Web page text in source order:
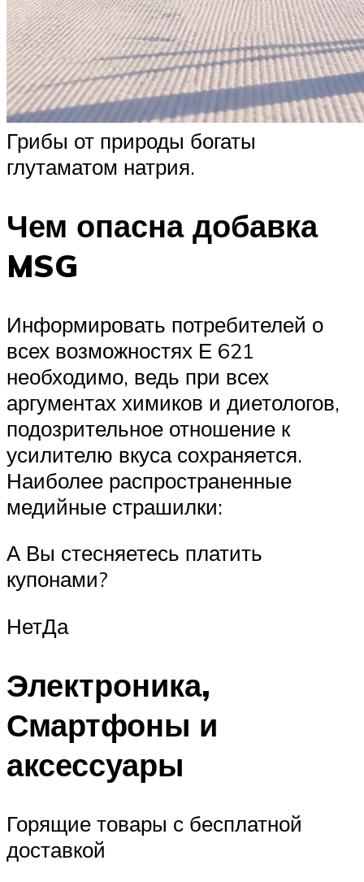
Грибы от природы богаты
глутаматом натрия.
Чем опасна добавка
MSG
Информировать потребителей о
всех возможностях Е 621
необходимо, ведь при всех
аргументах химиков и диетологов,
подозрительное отношение к
усилителю вкуса сохраняется.
Наиболее распространенные
медийные страшилки:
А Вы стесняетесь платить
купонами?
НетДа
Электроника,
Смартфоны и
аксессуары
Горящие товары с бесплатной
доставкой